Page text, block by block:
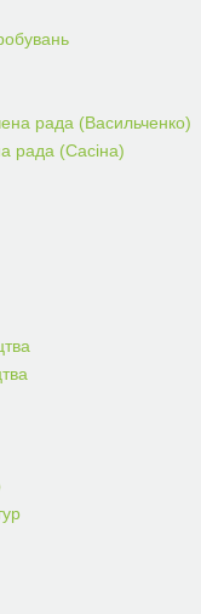
рада (Васильченко)
рада (Сасіна)